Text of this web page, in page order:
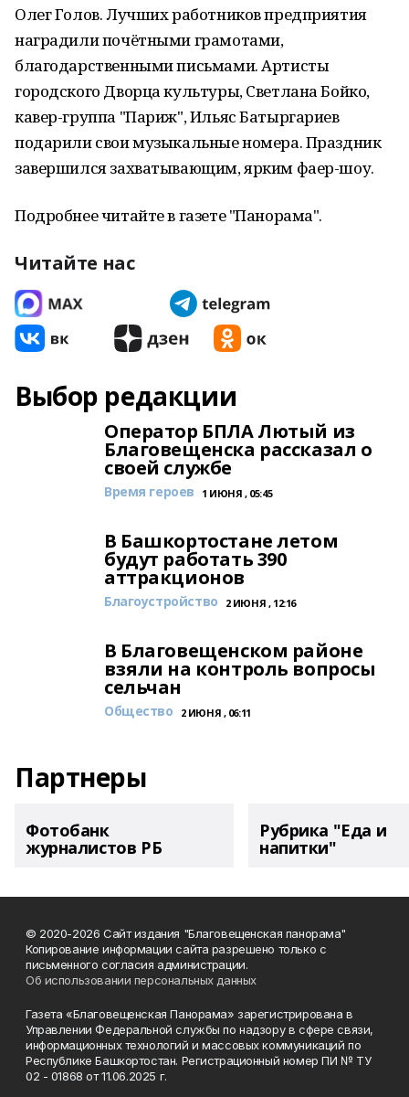
Олег Голов. Лучших работников предприятия
наградили почётными грамотами,
благодарственными письмами. Артисты
городского Дворца культуры, Светлана Бойко,
кавер-группа "Париж", Ильяс Батыргариев
подарили свои музыкальные номера. Праздник
завершился захватывающим, ярким фаер-шоу.
Подробнее читайте в газете "Панорама".
Читайте нас
Выбор редакции
Оператор БПЛА Лютый из
Благовещенска рассказал о
своей службе
Время героев 1 ИЮНЯ , 05:45
В Башкортостане летом
будут работать 390
аттракционов
Благоустройство 2 ИЮНЯ , 12:16
В Благовещенском районе
взяли на контроль вопросы
сельчан
Общество 2 ИЮНЯ , 06:11
Партнеры
Фотобанк
журналистов РБ
Рубрика "Еда и
напитки"
© 2020-2026 Сайт издания "Благовещенская панорама"
Копирование информации сайта разрешено только с
письменного согласия администрации.
Об использовании персональных данных
Газета «Благовещенская Панорама» зарегистрирована в
Управлении Федеральной службы по надзору в сфере связи,
информационных технологий и массовых коммуникаций по
Республике Башкортостан. Регистрационный номер ПИ № ТУ
02 - 01868 от 11.06.2025 г.